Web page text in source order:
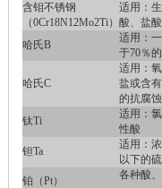
含钼不锈钢
（0Cr18N12Mo2Ti）
适用：
酸、盐
哈氏B
适用：
于70％
哈氏C
适用：
盐或含
的抗腐
钛Ti
适用：
性酸
钽Ta
适用：
以下的
铂（Pt）
各种酸